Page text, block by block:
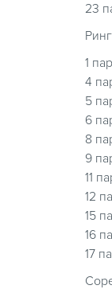
23
1
4
5
6
8
9
11
12
15
16
17